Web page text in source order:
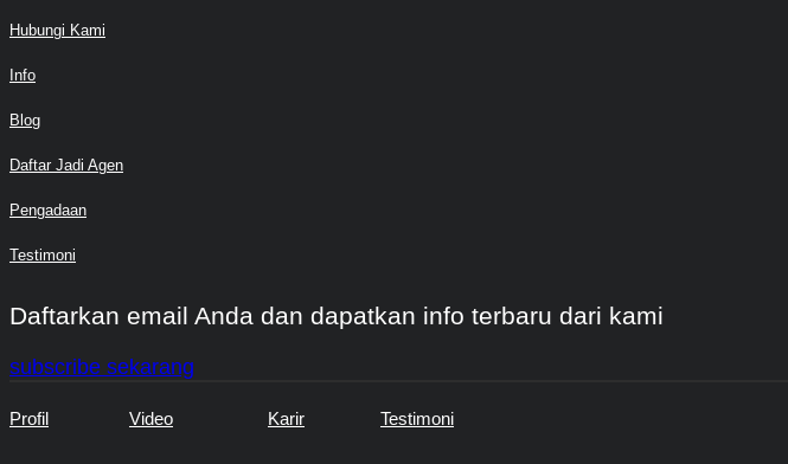
Hubungi Kami
Info
Blog
Daftar Jadi Agen
Pengadaan
Testimoni
Daftarkan email Anda dan dapatkan info terbaru dari kami
subscribe sekarang
Profil Video Karir Testimoni